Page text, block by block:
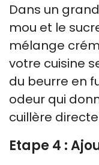
Dans un
mou et le
mélange
votre cuisine
du beurre en
odeur qui
cuillère
Etape 4 :